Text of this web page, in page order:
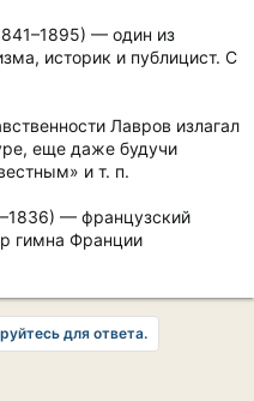
— один из
историк и публицист. С
Лавров излагал
еще даже будучи
и т. п.
— французский
гимна Франции
для ответа.